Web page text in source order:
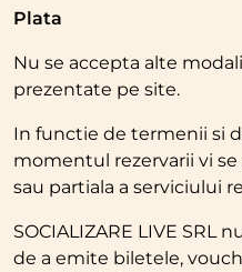
Plata
Nu se accepta alte
prezentate pe site.
In functie de termenii si
momentul rezervarii vi
sau partiala a serviciului
SOCIALIZARE LIVE SRL
de a emite biletele,